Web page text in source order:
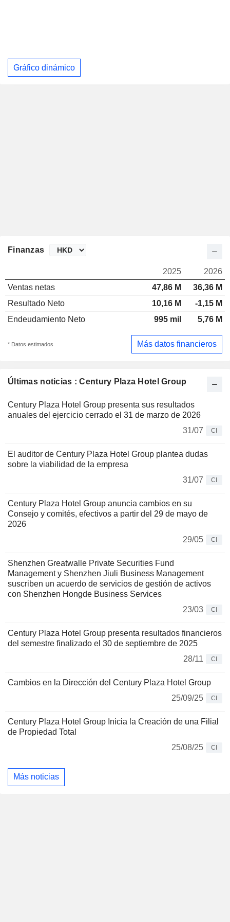
Gráfico dinámico
Últimas noticias : Century Plaza Hotel Group
Century Plaza Hotel Group presenta sus resultados
anuales del ejercicio cerrado el 31 de marzo de 2026
31/07
CI
El auditor de Century Plaza Hotel Group plantea dudas
sobre la viabilidad de la empresa
31/07
CI
Century Plaza Hotel Group anuncia cambios en su
Consejo y comités, efectivos a partir del 29 de mayo de
2026
29/05
CI
Shenzhen Greatwalle Private Securities Fund
Management y Shenzhen Jiuli Business Management
suscriben un acuerdo de servicios de gestión de activos
con Shenzhen Hongde Business Services
23/03
CI
Century Plaza Hotel Group presenta resultados financieros
del semestre finalizado el 30 de septiembre de 2025
28/11
CI
Cambios en la Dirección del Century Plaza Hotel Group
25/09/25
CI
Century Plaza Hotel Group Inicia la Creación de una Filial
de Propiedad Total
25/08/25
CI
Más noticias
Finanzas
2025
2026
Ventas netas
47,86 M
36,36 M
Resultado Neto
10,16 M
-1,15 M
Endeudamiento Neto
995 mil 5,76 M
* Datos estimados Más datos financieros